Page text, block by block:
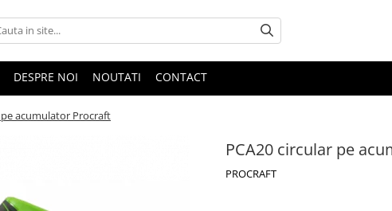
DESPRE NOI NOUTATI CONTACT
pe acumulator Procraft
PCA20 circular pe
PROCRAFT